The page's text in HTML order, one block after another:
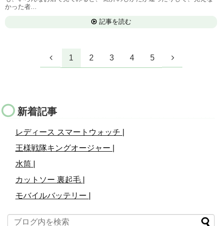
かった者...
記事を読む
1 2 3 4 5
新着記事
レディース スマートウォッチ |
王様戦隊キングオージャー |
水筒 |
カットソー 裏起毛 |
モバイルバッテリー |